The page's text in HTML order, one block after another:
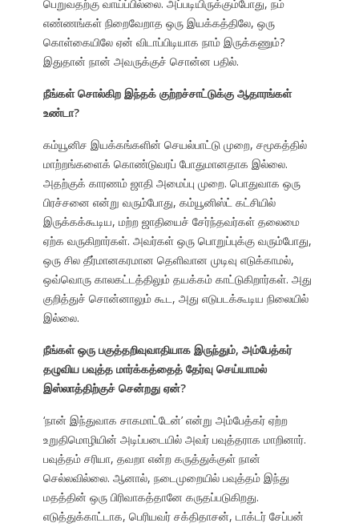
பெறுவதற்கு வாய்ப்பில்லை. அப்படியிருக்கும்போது, நம்
எண்ணங்கள் நிறைவேறாத ஒரு இயக்கத்திலே, ஒரு
கொள்கையிலே ஏன் விடாப்பிடியாக நாம் இருக்கணும்?
இதுதான் நான் அவருக்குச் சொன்ன பதில்.
நீங்கள் சொல்கிற இந்தக் குற்றச்சாட்டுக்கு ஆதாரங்கள்
உண்டா?
கம்யூனிச இயக்கங்களின் செயல்பாட்டு முறை, சமூகத்தில்
மாற்றங்களைக் கொண்டுவரப் போதுமானதாக இல்லை.
அதற்குக் காரணம் ஜாதி அமைப்பு முறை. பொதுவாக ஒரு
பிரச்சனை என்று வரும்போது, கம்யூனிஸ்ட் கட்சியில்
இருக்கக்கூடிய, மற்ற ஜாதியைச் சேர்ந்தவர்கள் தலைமை
ஏற்க வருகிறார்கள். அவர்கள் ஒரு பொறுப்புக்கு வரும்போது,
ஒரு சில தீர்மானகரமான தெளிவான முடிவு எடுக்காமல்,
ஒவ்வொரு காலகட்டத்திலும் தயக்கம் காட்டுகிறார்கள். அது
குறித்துச் சொன்னாலும் கூட, அது எடுபடக்கூடிய நிலையில்
இல்லை.
நீங்கள் ஒரு பகுத்தறிவுவாதியாக இருந்தும், அம்பேத்கர்
தழுவிய பவுத்த மார்க்கத்தைத் தேர்வு செய்யாமல்
இஸ்லாத்திற்குச் சென்றது ஏன்?
‘நான் இந்துவாக சாகமாட்டேன்’ என்று அம்பேத்கர் ஏற்ற
உறுதிமொழியின் அடிப்படையில் அவர் பவுத்தராக மாறினார்.
பவுத்தம் சரியா, தவறா என்ற கருத்துக்குள் நான்
செல்லவில்லை. ஆனால், நடைமுறையில் பவுத்தம் இந்து
மதத்தின் ஒரு பிரிவாகத்தானே கருதப்படுகிறது.
எடுத்துக்காட்டாக, பெரியவர் சக்திதாசன், டாக்டர் சேப்பன்